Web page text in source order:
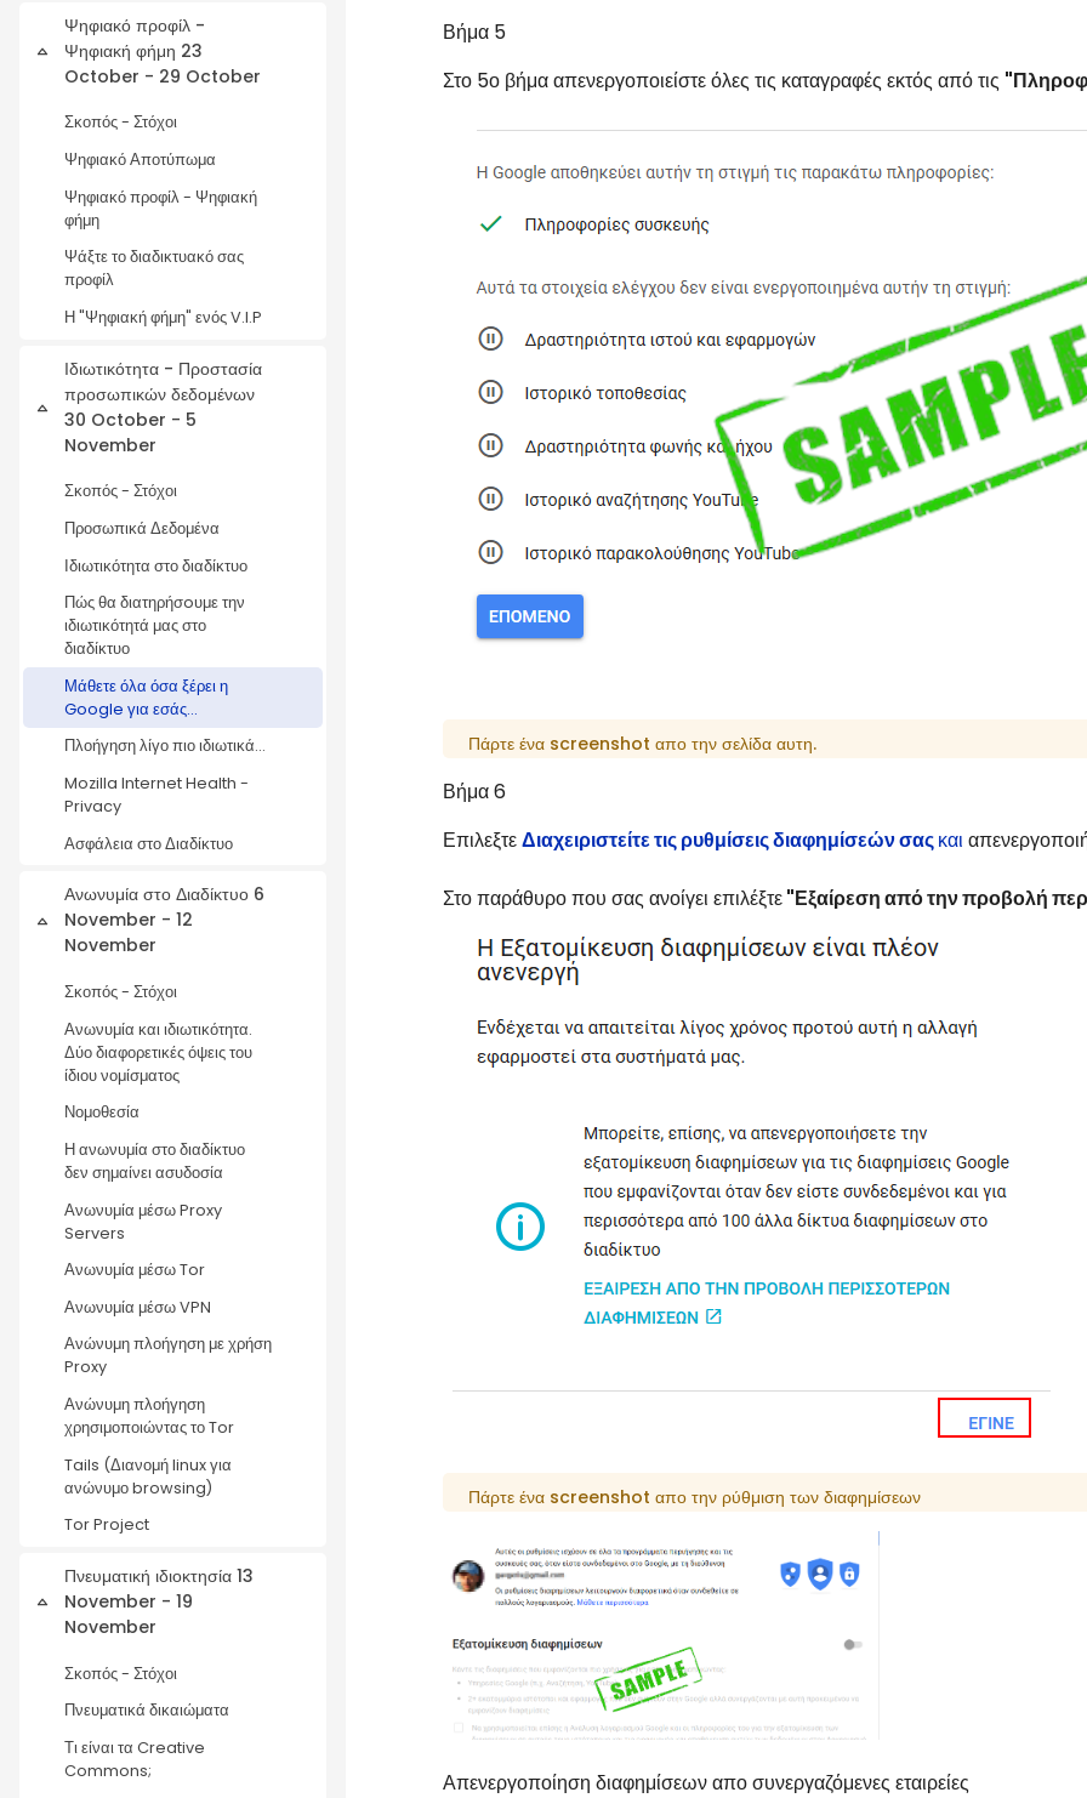
Collapse
Ψηφιακό προφίλ -
Ψηφιακή φήμη 23
October - 29 October
Σκοπός - Στόχοι
Ψηφιακό Αποτύπωμα
Ψηφιακό προφίλ - Ψηφιακή
φήμη
Ψάξτε το διαδικτυακό σας
προφίλ
Η "Ψηφιακή φήμη" ενός V.I.P
Collapse
Ιδιωτικότητα - Προστασία
προσωπικών δεδομένων
30 October - 5
November
Σκοπός - Στόχοι
Προσωπικά Δεδομένα
Ιδιωτικότητα στο διαδίκτυο
Πώς θα διατηρήσoυμε την
ιδιωτικότητά μας στο
διαδίκτυο
Μάθετε όλα όσα ξέρει η
Google για εσάς...
Πλοήγηση λίγο πιο ιδιωτικά...
Mozilla Internet Health -
Privacy
Ασφάλεια στο Διαδίκτυο
Collapse
Ανωνυμία στο Διαδίκτυο 6
November - 12
November
Σκοπός - Στόχοι
Ανωνυμία και ιδιωτικότητα.
Δύο διαφορετικές όψεις του
ίδιου νομίσματος
Νομοθεσία
Η ανωνυμία στο διαδίκτυο
δεν σημαίνει ασυδοσία
Ανωνυμία μέσω Proxy
Servers
Ανωνυμία μέσω Tor
Ανωνυμία μέσω VPN
Ανώνυμη πλοήγηση με χρήση
Proxy
Ανώνυμη πλοήγηση
χρησιμοποιώντας το Tor
Tails (Διανομή linux για
ανώνυμο browsing)
Tor Project
Collapse
Πνευματική ιδιοκτησία 13
November - 19
November
Σκοπός - Στόχοι
Πνευματικά δικαιώματα
Τι είναι τα Creative
Commons;
Βήμα 5
Στο 5ο βήμα απενεργοποιείστε όλες τις καταγραφές εκτός από τις
Πάρτε ένα screenshot απο την σελίδα αυτη.
Βήμα 6
ΕπιλεξτεΔιαχειριστείτε τις ρυθμίσεις διαφημίσεών σαςκαι
Στο παράθυρο που σας ανοίγει επιλέξτε"Εξαίρεση από την προβολή
Πάρτε ένα screenshot απο την ρύθμιση των διαφημίσεων
Απενεργοποίηση διαφημίσεων απο συνεργαζόμενες εταιρείες